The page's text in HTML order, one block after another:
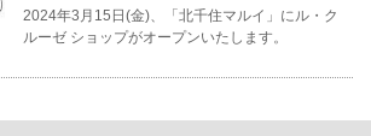
2024年3月15日(金)、「北千住マルイ」にル・ク
ルーゼ ショップがオープンいたします。